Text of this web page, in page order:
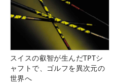
スイスの叡智が生んだTPTシ
ャフトで、ゴルフを異次元の
世界へ